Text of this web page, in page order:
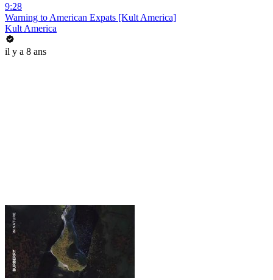
9:28
Warning to American Expats [Kult America]
Kult America
il y a 8 ans